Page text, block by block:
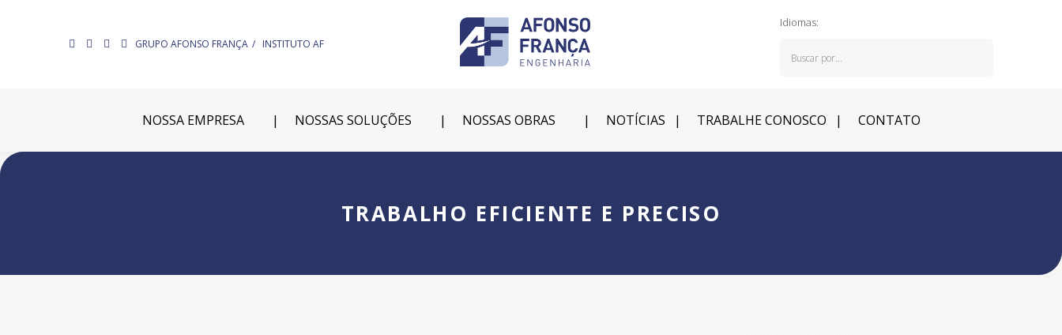
GRUPO AFONSO FRANÇA INSTITUTO AF
Idiomas:
NOSSA EMPRESA NOSSAS SOLUÇÕES NOSSAS OBRAS NOTÍCIAS TRABALHE CONOSCO CONTATO
TRABALHO EFICIENTE E PRECISO